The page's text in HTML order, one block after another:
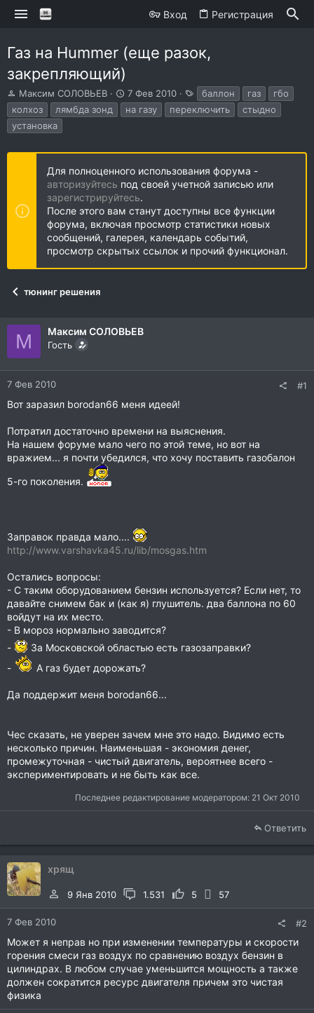
Вход Регистрация
Газ на Hummer (еще разок,
закрепляющий)
А
в
т
о
т
Максим СОЛОВЬЕВ
Д
а
т
а
ч
а
л
7 Фев 2010
е
г
баллон газ
гбо
колхоз
лямбда зонд на газу переключить
стыдно
установка
Для полноценного использования форума -
авторизуйтесь под своей учетной записью или
зарегистрируйтесь.
После этого вам станут доступны все функции
форума, включая просмотр статистики новых
сообщений, галерея, календарь событий,
просмотр скрытых ссылок и прочий функционал.
тюнинг решения
М Максим СОЛОВЬЕВ
Гость
7 Фев 2010 #1
Вот заразил borodan66 меня идеей!
Потратил достаточно времени на выяснения.
На нашем форуме мало чего по этой теме, но вот на
вражием... я почти убедился, что хочу поставить газобалон
5-го поколения.
Заправок правда мало....
http://www.varshavka45.ru/lib/mosgas.htm
Остались вопросы:
- С таким оборудованием бензин используется? Если нет, то
давайте снимем бак и (как я) глушитель. два баллона по 60
войдут на их место.
- В мороз нормально заводится?
-
За Московской областью есть газозаправки?
-
А газ будет дорожать?
Да поддержит меня borodan66...
Чес сказать, не уверен зачем мне это надо. Видимо есть
несколько причин. Наименьшая - экономия денег,
промежуточная - чистый двигатель, вероятнее всего -
экспериментировать и не быть как все.
Последнее редактирование модератором: 21 Окт 2010
Ответить
хрящ
9 Янв 2010 1.531 5 57
7 Фев 2010 #2
Может я неправ но при изменении температуры и скорости
горения смеси газ воздух по сравнению воздух бензин в
цилиндрах. В любом случае уменьшится мощность а также
должен сократится ресурс двигателя причем это чистая
физика